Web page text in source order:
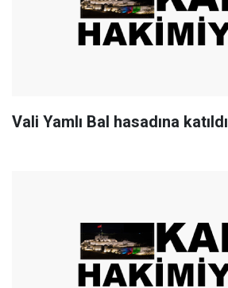
Vali Yamlı Bal hasadına katıldı